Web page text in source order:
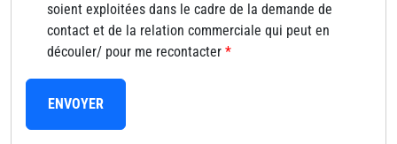
soient exploitées dans le cadre de la demande de
contact et de la relation commerciale qui peut en
découler/ pour me recontacter *
ENVOYER